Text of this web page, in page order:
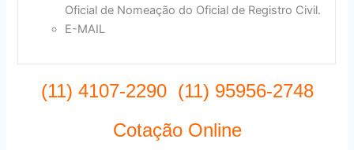
Oficial de Nomeação do Oficial de Registro Civil.
E-MAIL
(11) 4107-2290 (11) 95956-2748
Cotação Online